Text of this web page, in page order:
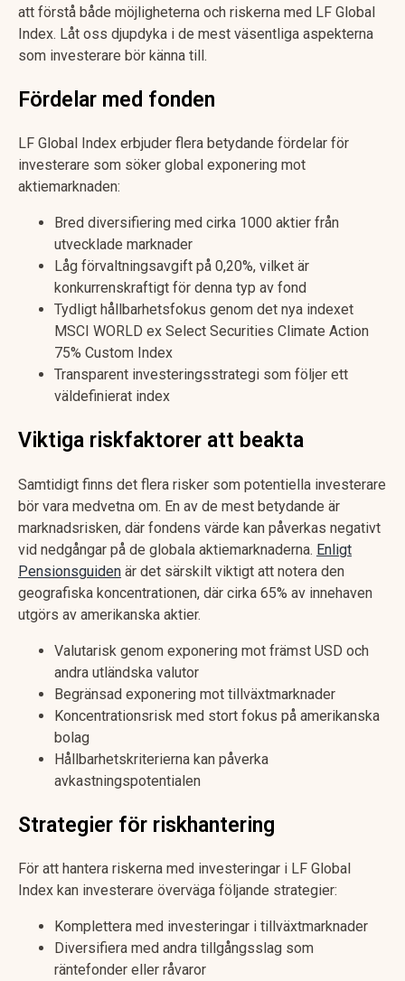
att förstå både möjligheterna och riskerna med LF Global
Index. Låt oss djupdyka i de mest väsentliga aspekterna
som investerare bör känna till.
Fördelar med fonden
LF Global Index erbjuder flera betydande fördelar för
investerare som söker global exponering mot
aktiemarknaden:
Bred diversifiering med cirka 1000 aktier från
utvecklade marknader
Låg förvaltningsavgift på 0,20%, vilket är
konkurrenskraftigt för denna typ av fond
Tydligt hållbarhetsfokus genom det nya indexet
MSCI WORLD ex Select Securities Climate Action
75% Custom Index
Transparent investeringsstrategi som följer ett
väldefinierat index
Viktiga riskfaktorer att beakta
Samtidigt finns det flera risker som potentiella investerare
bör vara medvetna om. En av de mest betydande är
marknadsrisken, där fondens värde kan påverkas negativt
vid nedgångar på de globala aktiemarknaderna. Enligt
Pensionsguiden är det särskilt viktigt att notera den
geografiska koncentrationen, där cirka 65% av innehaven
utgörs av amerikanska aktier.
Valutarisk genom exponering mot främst USD och
andra utländska valutor
Begränsad exponering mot tillväxtmarknader
Koncentrationsrisk med stort fokus på amerikanska
bolag
Hållbarhetskriterierna kan påverka
avkastningspotentialen
Strategier för riskhantering
För att hantera riskerna med investeringar i LF Global
Index kan investerare överväga följande strategier:
Komplettera med investeringar i tillväxtmarknader
Diversifiera med andra tillgångsslag som
räntefonder eller råvaror